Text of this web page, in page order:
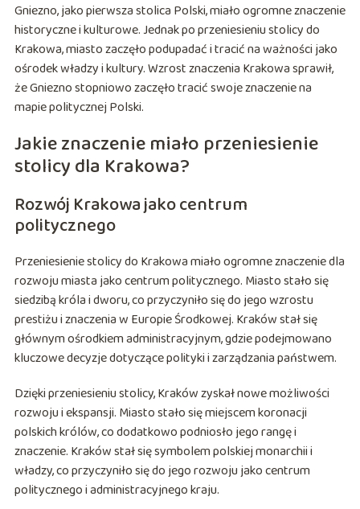
Gniezno, jako pierwsza stolica Polski, miało ogromne znaczenie
historyczne i kulturowe. Jednak po przeniesieniu stolicy do
Krakowa, miasto zaczęło podupadać i tracić na ważności jako
ośrodek władzy i kultury. Wzrost znaczenia Krakowa sprawił,
że Gniezno stopniowo zaczęło tracić swoje znaczenie na
mapie politycznej Polski.
Jakie znaczenie miało przeniesienie
stolicy dla Krakowa?
Rozwój Krakowa jako centrum
politycznego
Przeniesienie stolicy do Krakowa miało ogromne znaczenie dla
rozwoju miasta jako centrum politycznego. Miasto stało się
siedzibą króla i dworu, co przyczyniło się do jego wzrostu
prestiżu i znaczenia w Europie Środkowej. Kraków stał się
głównym ośrodkiem administracyjnym, gdzie podejmowano
kluczowe decyzje dotyczące polityki i zarządzania państwem.
Dzięki przeniesieniu stolicy, Kraków zyskał nowe możliwości
rozwoju i ekspansji. Miasto stało się miejscem koronacji
polskich królów, co dodatkowo podniosło jego rangę i
znaczenie. Kraków stał się symbolem polskiej monarchii i
władzy, co przyczyniło się do jego rozwoju jako centrum
politycznego i administracyjnego kraju.